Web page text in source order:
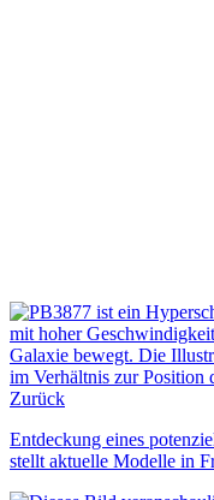
Zurück
Entdeckung eines
stellt aktuelle Modelle in